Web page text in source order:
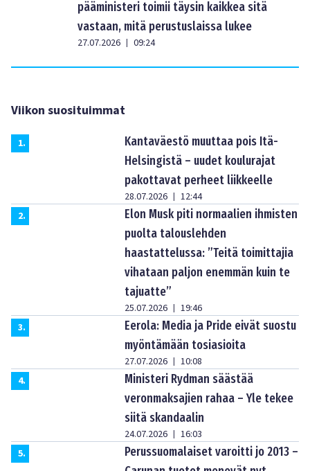
pääministeri toimii täysin kaikkea sitä
vastaan, mitä perustuslaissa lukee
27.07.2026 | 09:24
Viikon suosituimmat
1.
Kantaväestö muuttaa pois Itä-
Helsingistä – uudet koulurajat
pakottavat perheet liikkeelle
28.07.2026 | 12:44
2.
Elon Musk piti normaalien ihmisten
puolta talouslehden
haastattelussa: ”Teitä toimittajia
vihataan paljon enemmän kuin te
tajuatte”
25.07.2026 | 19:46
3.
Eerola: Media ja Pride eivät suostu
myöntämään tosiasioita
27.07.2026 | 10:08
4.
Ministeri Rydman säästää
veronmaksajien rahaa – Yle tekee
siitä skandaalin
24.07.2026 | 16:03
5.
Perussuomalaiset varoitti jo 2013 –